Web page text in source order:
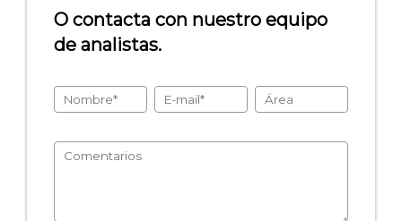
- Encuestas de NPS
- Encuestas de recursos humanos
- Inteligencia artificial
- Marketing y encuestas
O contacta con nuestro equipo
de analistas.